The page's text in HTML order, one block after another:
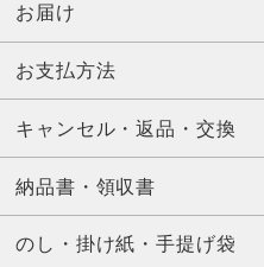
お届け
お支払方法
キャンセル・返品・交換
納品書・領収書
のし・掛け紙・手提げ袋